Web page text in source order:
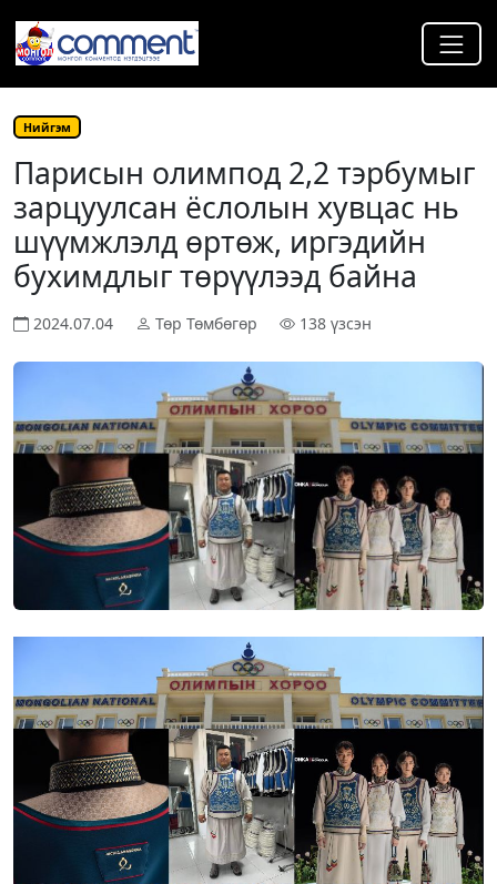
Нийгэм
Парисын олимпод 2,2 тэрбумыг
зарцуулсан ёслолын хувцас нь
шүүмжлэлд өртөж, иргэдийн
бухимдлыг төрүүлээд байна
2024.07.04 Төр Төмбөгөр 138 үзсэн